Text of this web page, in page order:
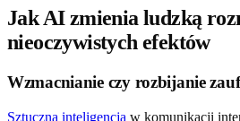
Jak AI zmienia ludzką
nieoczywistych efektów
Wzmacnianie czy rozbijanie
Sztuczna inteligencja w komunikacji